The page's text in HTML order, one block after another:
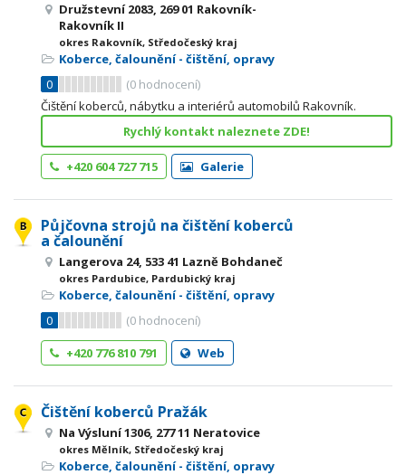
Družstevní 2083, 269 01 Rakovník-
Rakovník II
okres Rakovník, Středočeský kraj
Koberce, čalounění - čištění, opravy
0
(0 hodnocení)
Čištění koberců, nábytku a interiérů automobilů Rakovník.
Rychlý kontakt naleznete ZDE!
+420 604 727 715 Galerie
Půjčovna strojů na čištění koberců
a čalounění
Langerova 24, 533 41 Lazně Bohdaneč
okres Pardubice, Pardubický kraj
Koberce, čalounění - čištění, opravy
0
(0 hodnocení)
+420 776 810 791
Web
Čištění koberců Pražák
Na Výsluní 1306, 277 11 Neratovice
okres Mělník, Středočeský kraj
Koberce, čalounění - čištění, opravy